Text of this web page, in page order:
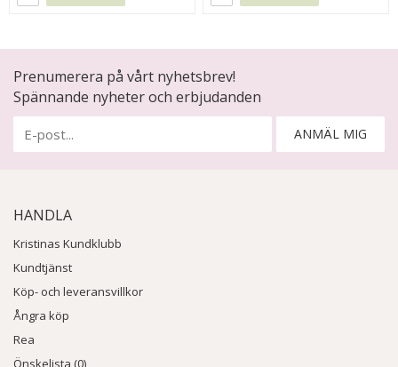
Prenumerera på vårt nyhetsbrev!
Spännande nyheter och erbjudanden
ANMÄL MIG
HANDLA
Kristinas Kundklubb
Kundtjänst
Köp- och leveransvillkor
Ångra köp
Rea
Önskelista (0)